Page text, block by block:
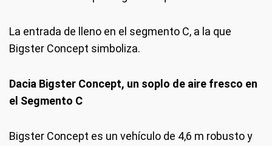
La entrada de lleno en el segmento C, a la que
Bigster Concept simboliza.
Dacia Bigster Concept, un soplo de aire fresco en
el Segmento C
Bigster Concept es un vehículo de 4,6 m robusto y